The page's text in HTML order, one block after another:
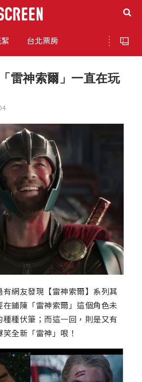
台北票房
雷神索爾」一直在玩
有網友發現【雷神索爾】系列其
鋪陳「雷神索爾」這個角色未
種伏筆；而這一回，則是又有
全新「雷神」哏！